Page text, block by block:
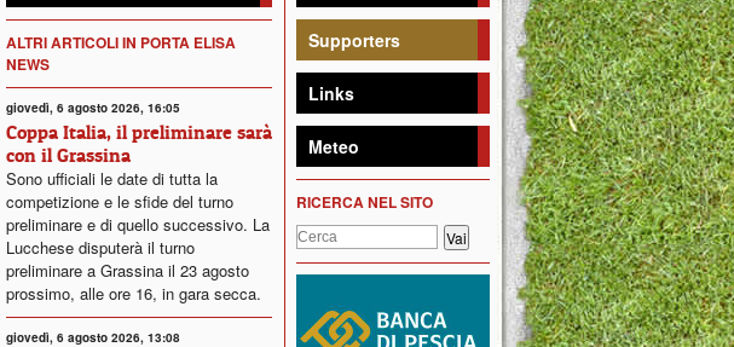
ALTRI ARTICOLI IN PORTA ELISA
NEWS
giovedì, 6 agosto 2026, 16:05
Coppa Italia, il preliminare sarà
con il Grassina
Sono ufficiali le date di tutta la
competizione e le sfide del turno
preliminare e di quello successivo. La
Lucchese disputerà il turno
preliminare a Grassina il 23 agosto
prossimo, alle ore 16, in gara secca.
giovedì, 6 agosto 2026, 13:08
Supporters
Links
Meteo
RICERCA NEL SITO